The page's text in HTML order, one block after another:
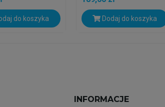
do koszyka Dodaj do koszyka
INFORMACJE